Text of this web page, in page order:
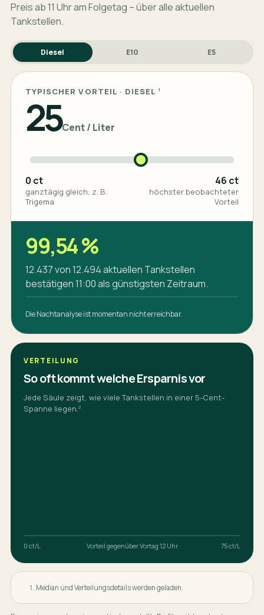
Preis ab 11 Uhr am Folgetag – über alle aktuellen
Tankstellen.
Diesel E10 E5
TYPISCHER VORTEIL · DIESEL 1
25Cent / Liter
0 ct
ganztägig gleich, z. B.
Trigema
46 ct
höchster beobachteter
Vorteil
99,54 %
12.437 von 12.494 aktuellen Tankstellen
bestätigen 11:00 als günstigsten Zeitraum.
Die Nachtanalyse ist momentan nicht erreichbar.
VERTEILUNG
So oft kommt welche Ersparnis vor
Jede Säule zeigt, wie vieleTankstellen in einer 5-Cent-
Spanne liegen.2
0 ct/L Vorteil gegenüber Vortag 12 Uhr 75 ct/L
Median und Verteilungsdetails werden geladen.